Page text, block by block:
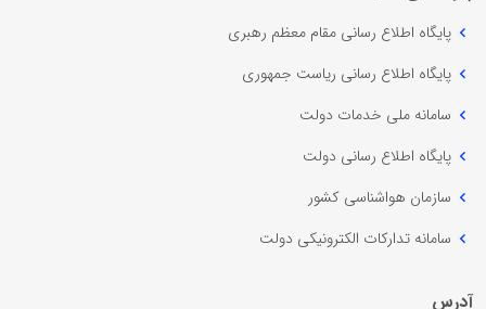
پایگاه اطلاع رسانی مقام معظم رهبری
پایگاه اطلاع رسانی ریاست جمهوری
سامانه ملی خدمات دولت
پایگاه اطلاع رسانی دولت
سازمان هواشناسی کشور
سامانه تدارکات الکترونیکی دولت
آدرس